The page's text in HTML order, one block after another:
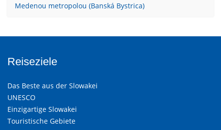
Medenou metropolou (Banská Bystrica)
Reiseziele
Das Beste aus der Slowakei
UNESCO
Einzigartige Slowakei
Touristische Gebiete